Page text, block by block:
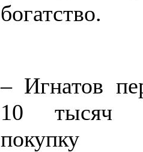
богатство.
– Игнатов
10 тысяч
покупку